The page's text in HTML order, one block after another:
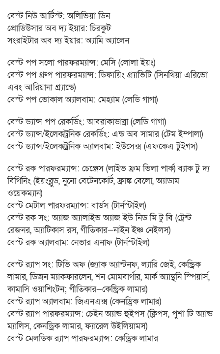
বেস্ট নিউ আর্টিস্ট: অলিভিয়া ডিন
প্রোডিউসার অব দ্য ইয়ার: চিরকুট
সংরাইটার অব দ্য ইয়ার: অ্যামি অ্যালেন
বেস্ট পপ সলো পারফরম্যান্স: মেসি (লোলা ইয়ং)
বেস্ট পপ গ্রুপ পারফরম্যান্স: ডিফায়িং গ্র্যাভিটি (সিনথিয়া এরিভো
এবং আরিয়ানা গ্র্যান্ডে)
বেস্ট পপ ভোকাল অ্যালবাম: মেহ্যাম (লেডি গাগা)
বেস্ট ড্যান্স পপ রেকর্ডিং: আবরাকাডাব্রা (লেডি গাগা)
বেস্ট ড্যান্স/ইলেকট্রনিক রেকর্ডিং: এন্ড অব সামার (টেম ইম্পালা)
বেস্ট ড্যান্স/ইলেকট্রনিক অ্যালবাম: ইউসেক্স (এফকেএ টুইগস)
বেস্ট রক পারফরম্যান্স: চেঞ্জেস (লাইভ ফ্রম ভিলা পার্ক) ব্যাক টু দ্য
বিগিনিং (ইয়ংব্লুড, নুনো বেটেনকোর্ট, ফ্রাঙ্ক বেলো, অ্যাডাম
ওয়েকম্যান)
বেস্ট মেটাল পারফরম্যান্স: বার্ডস (টার্নস্টাইল)
বেস্ট রক সং: অ্যাজ অ্যালাইভ অ্যাজ ইউ নিড মি টু বি (ট্রেন্ট
রেজনর, অ্যাটিকাস রস, গীতিকার—নাইন ইঞ্চ নেইলস)
বেস্ট রক অ্যালবাম: নেভার এনাফ (টার্নস্টাইল)
বেস্ট র‌্যাপ সং: টিভি অফ (জ্যাক অ্যান্টনফ, ল্যারি জেই, কেন্ড্রিক
লামার, ডিজন ম্যাকফারলেন, শন মোমবার্গার, মার্ক অ্যান্থনি স্পিয়ার্স,
কামাসি ওয়াশিংটন; গীতিকার—কেন্ড্রিক লামার)
বেস্ট র‌্যাপ অ্যালবাম: জিএনএক্স (কেনড্রিক লামার)
বেস্ট র‌্যাপ পারফরম্যান্স: চেইন অ্যান্ড হুইপস (ক্লিপস, পুশা টি অ্যান্ড
ম্যালিস, কেনড্রিক লামার, ফ্যারেল উইলিয়ামস)
বেস্ট মেলডিক র‌্যাপ পারফরম্যান্স: কেড্রিক লামার